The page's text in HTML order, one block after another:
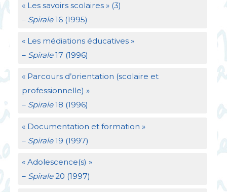
« Les savoirs scolaires » (3)
– Spirale16 (1995)
« Les médiations éducatives »
– Spirale17 (1996)
« Parcours d’orientation (scolaire et
professionnelle) »
– Spirale18 (1996)
« Documentation et formation »
– Spirale19 (1997)
« Adolescence(s) »
– Spirale20 (1997)